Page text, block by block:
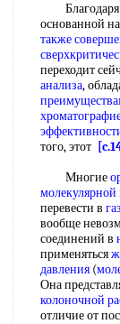
Благодаря
основанной
также
переходит
анализа,
того, этот
Многие
молекулярной
перевести в
вообще
соединений в
применяться
давления (
Она
колоночной
отличие от